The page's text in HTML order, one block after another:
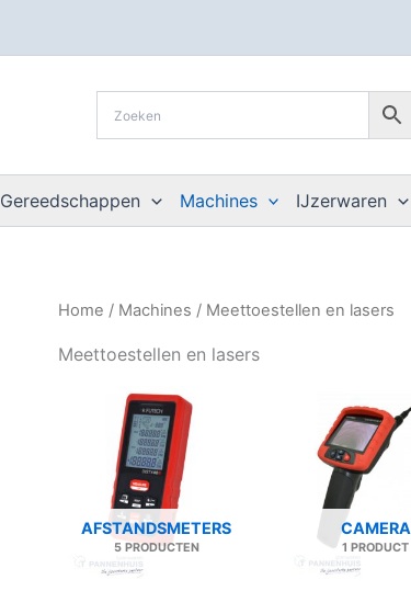
Gereedschappen Machines IJzerwaren
Home / Machines / Meettoestellen en lasers
Meettoestellen en lasers
AFSTANDSMETERS
5 PRODUCTEN
CAMERA
1 PRODUCT